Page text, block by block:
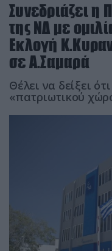
Συνεδριάζει η
της ΝΔ με
Εκλογή
σε Α.Σαμαρά
Θέλει να δείξει
«πατριωτικού